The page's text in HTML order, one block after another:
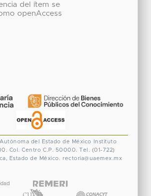
del ítem se
openAccess
del Estado de México
Instituto
Col. Centro C.P. 50000. Tel. (01-722)
Estado de México. rectoria@uaemex.mx